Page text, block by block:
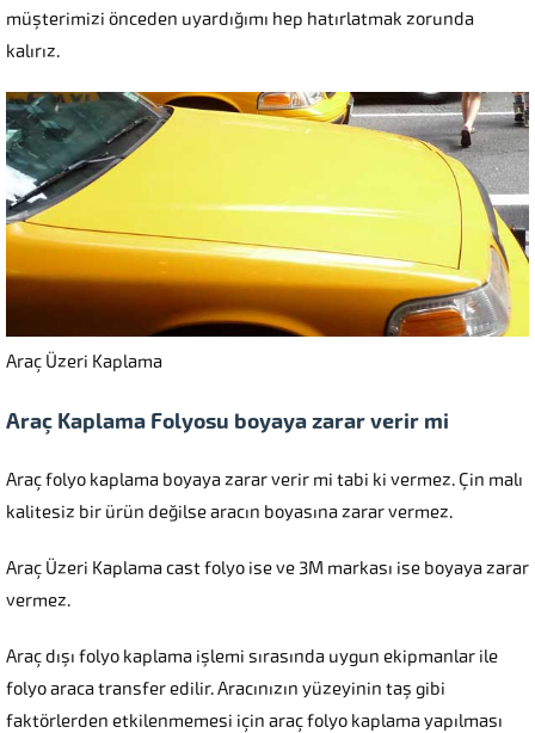
müşterimizi önceden uyardığımı hep hatırlatmak zorunda
kalırız.
Araç Üzeri Kaplama
Araç Kaplama Folyosu boyaya zarar verir mi
Araç folyo kaplama boyaya zarar verir mi tabi ki vermez. Çin malı
kalitesiz bir ürün değilse aracın boyasına zarar vermez.
Araç Üzeri Kaplama cast folyo ise ve 3M markası ise boyaya zarar
vermez.
Araç dışı folyo kaplama işlemi sırasında uygun ekipmanlar ile
folyo araca transfer edilir. Aracınızın yüzeyinin taş gibi
faktörlerden etkilenmemesi için araç folyo kaplama yapılması